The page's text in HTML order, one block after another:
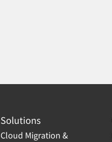
Solutions
Cloud Migration &